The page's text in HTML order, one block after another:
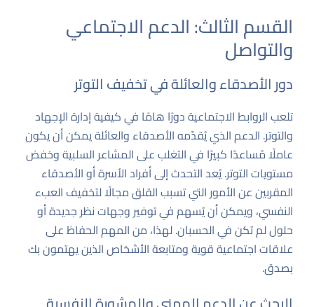
القسم الثالث: الدعم الاجتماعي
والتواصل
دور الأصدقاء والعائلة في تخفيف التوتر
تلعب الروابط الاجتماعية دورًا هامًا في كيفية إدارة الإجهاد
والتوتر. الدعم الذي يُقدّمه الأصدقاء والعائلة يمكن أن يكون
عاملًا مُساعدًا كبيرًا في التغلب على المشاعر السلبية وخفض
مستويات التوتر. يُعد التحدث إلى أفراد الأسرة أو الأصدقاء
المقربين عن الأمور التي تسبب القلق مجالًا لتخفيف العبء
النفسي، ويمكن أن يُسهم في توفير وجهات نظر جديدة أو
حلول لم تكن في الحسبان. لهذا، من المهم الحفاظ على
علاقات اجتماعية قوية ومتابعة الأشخاص الذين يهتمون بك
بصدق.